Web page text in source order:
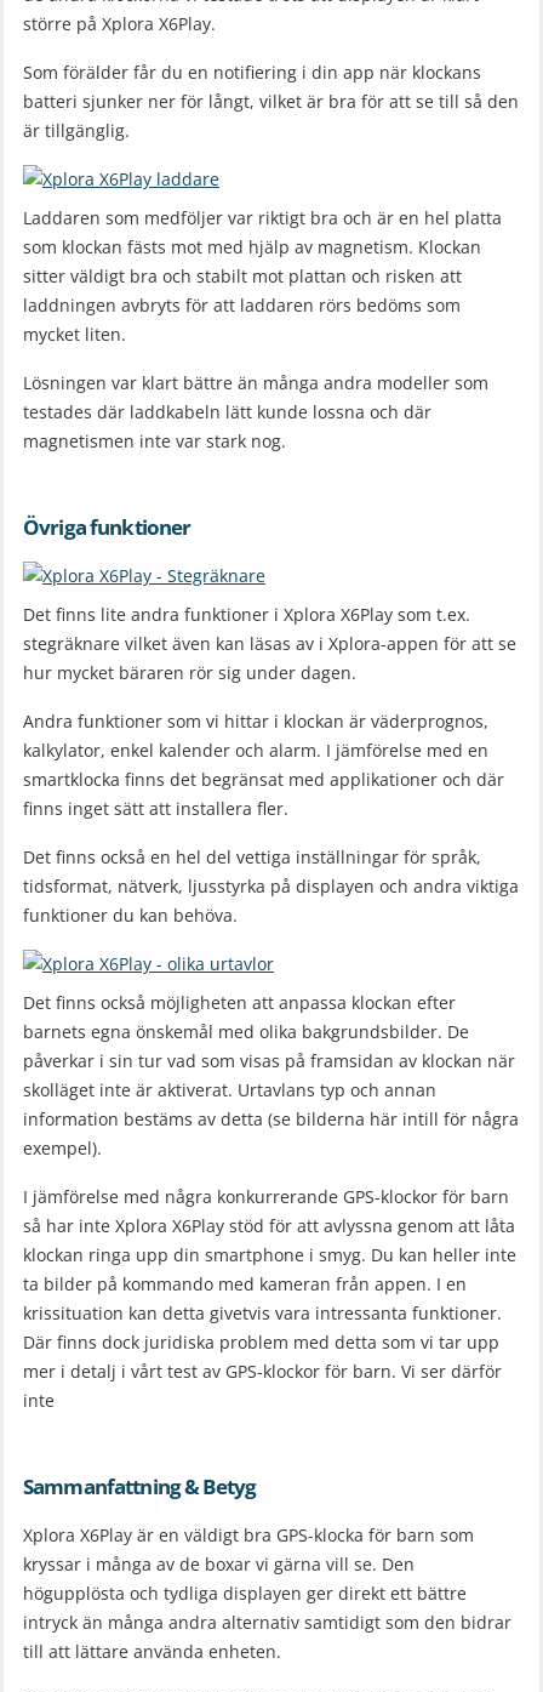
större på Xplora X6Play.
Som förälder får du en notifiering i din app när klockans
batteri sjunker ner för långt, vilket är bra för att se till så den
är tillgänglig.
Laddaren som medföljer var riktigt bra och är en hel platta
som klockan fästs mot med hjälp av magnetism. Klockan
sitter väldigt bra och stabilt mot plattan och risken att
laddningen avbryts för att laddaren rörs bedöms som
mycket liten.
Lösningen var klart bättre än många andra modeller som
testades där laddkabeln lätt kunde lossna och där
magnetismen inte var stark nog.
Övriga funktioner
Det finns lite andra funktioner i Xplora X6Play som t.ex.
stegräknare vilket även kan läsas av i Xplora-appen för att se
hur mycket bäraren rör sig under dagen.
Andra funktioner som vi hittar i klockan är väderprognos,
kalkylator, enkel kalender och alarm. I jämförelse med en
smartklocka finns det begränsat med applikationer och där
finns inget sätt att installera fler.
Det finns också en hel del vettiga inställningar för språk,
tidsformat, nätverk, ljusstyrka på displayen och andra viktiga
funktioner du kan behöva.
Det finns också möjligheten att anpassa klockan efter
barnets egna önskemål med olika bakgrundsbilder. De
påverkar i sin tur vad som visas på framsidan av klockan när
skolläget inte är aktiverat. Urtavlans typ och annan
information bestäms av detta (se bilderna här intill för några
exempel).
I jämförelse med några konkurrerande GPS-klockor för barn
så har inte Xplora X6Play stöd för att avlyssna genom att låta
klockan ringa upp din smartphone i smyg. Du kan heller inte
ta bilder på kommando med kameran från appen. I en
krissituation kan detta givetvis vara intressanta funktioner.
Där finns dock juridiska problem med detta som vi tar upp
mer i detalj i vårt test av GPS-klockor för barn. Vi ser därför
inte
Sammanfattning & Betyg
Xplora X6Play är en väldigt bra GPS-klocka för barn som
kryssar i många av de boxar vi gärna vill se. Den
högupplösta och tydliga displayen ger direkt ett bättre
intryck än många andra alternativ samtidigt som den bidrar
till att lättare använda enheten.